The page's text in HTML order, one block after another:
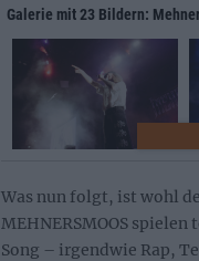
Galerie mit 23 Bildern:
Was nun folgt, ist wohl
MEHNERSMOOS
Song – irgendwie Rap,